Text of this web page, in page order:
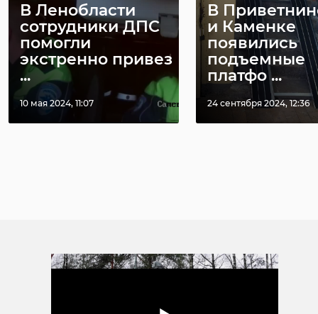
В Ленобласти
сотрудники ДПС
помогли
экстренно привез
...
10 мая 2024, 11:07
В
и Каменке
появились
подъемные
платфо ...
24 сентября 2024, 12:36